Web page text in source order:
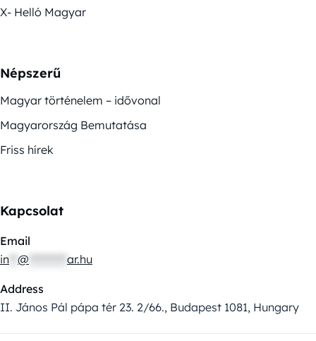
X- Helló Magyar
Népszerű
Magyar történelem – idővonal
Magyarország Bemutatása
Friss hírek
Kapcsolat
Email
in @ ar.hu
Address
II. János Pál pápa tér 23. 2/66., Budapest 1081, Hungary